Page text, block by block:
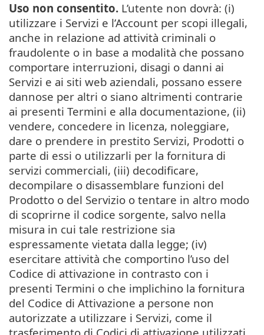
Uso non consentito. L’utente non dovrà: (i)
utilizzare i Servizi e l’Account per scopi illegali,
anche in relazione ad attività criminali o
fraudolente o in base a modalità che possano
comportare interruzioni, disagi o danni ai
Servizi e ai siti web aziendali, possano essere
dannose per altri o siano altrimenti contrarie
ai presenti Termini e alla documentazione, (ii)
vendere, concedere in licenza, noleggiare,
dare o prendere in prestito Servizi, Prodotti o
parte di essi o utilizzarli per la fornitura di
servizi commerciali, (iii) decodificare,
decompilare o disassemblare funzioni del
Prodotto o del Servizio o tentare in altro modo
di scoprirne il codice sorgente, salvo nella
misura in cui tale restrizione sia
espressamente vietata dalla legge; (iv)
esercitare attività che comportino l’uso del
Codice di attivazione in contrasto con i
presenti Termini o che implichino la fornitura
del Codice di Attivazione a persone non
autorizzate a utilizzare i Servizi, come il